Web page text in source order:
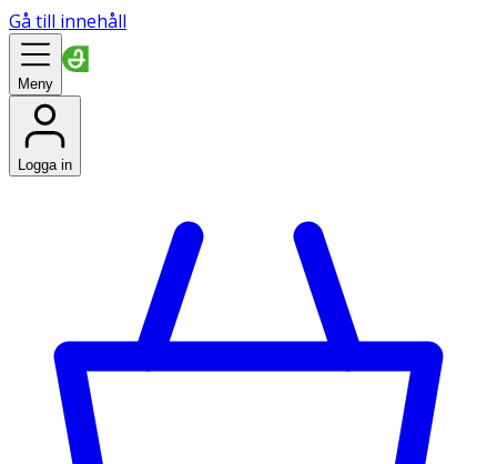
Gå till innehåll
Meny
Logga in